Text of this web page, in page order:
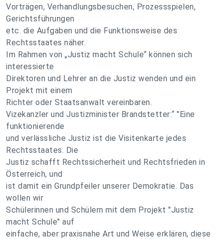
Vorträgen, Verhandlungsbesuchen, Prozessspielen,
Gerichtsführungen
etc. die Aufgaben und die Funktionsweise des
Rechtsstaates näher.
Im Rahmen von „Justiz macht Schule“ können sich
interessierte
Direktoren und Lehrer an die Justiz wenden und ein
Projekt mit einem
Richter oder Staatsanwalt vereinbaren.
Vizekanzler und Justizminister Brandstetter:“ "Eine
funktionierende
und verlässliche Justiz ist die Visitenkarte jedes
Rechtsstaates. Die
Justiz schafft Rechtssicherheit und Rechtsfrieden in
Österreich, und
ist damit ein Grundpfeiler unserer Demokratie. Das
wollen wir
Schülerinnen und Schülern mit dem Projekt "Justiz
macht Schule" auf
einfache, aber praxisnahe Art und Weise erklären, diese